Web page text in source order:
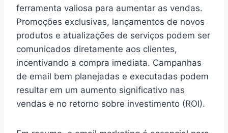
ferramenta valiosa para aumentar as vendas.
Promoções exclusivas, lançamentos de novos
produtos e atualizações de serviços podem ser
comunicados diretamente aos clientes,
incentivando a compra imediata. Campanhas
de email bem planejadas e executadas podem
resultar em um aumento significativo nas
vendas e no retorno sobre investimento (ROI).